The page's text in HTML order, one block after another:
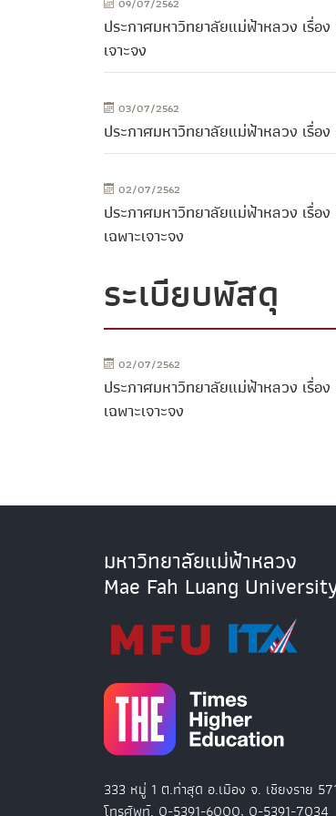
09/07/2562
ประกาศมหาวิทยาลัยแม่ฟ้าหลวง เรื่อ
เจาะจง
03/07/2562
ประกาศมหาวิทยาลัยแม่ฟ้าหลวง เรื่อง
02/07/2562
ประกาศมหาวิทยาลัยแม่ฟ้าหลวง เรื่อ
เฉพาะเจาะจง
ระเบียบพัสดุ
02/07/2562
ประกาศมหาวิทยาลัยแม่ฟ้าหลวง เรื่อ
เฉพาะเจาะจง
มหาวิทยาลัยแม่ฟ้าหลวง
Mae Fah Luang
333 หมู่ 1 ต.ท่าสุด อ.เมือง จ. เชียงราย
โทรศัพท์. 0-5391-6000, 0-5391-7034